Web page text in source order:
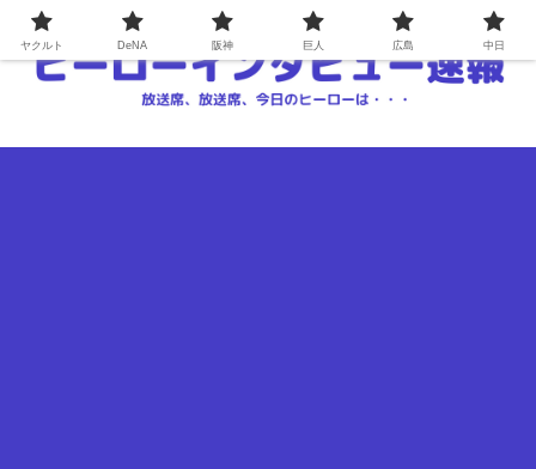
ヤクルト DeNA 阪神 巨人 広島 中日